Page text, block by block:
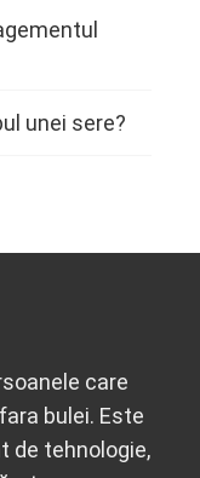
unei sere?
care
bulei. Este
de tehnologie,